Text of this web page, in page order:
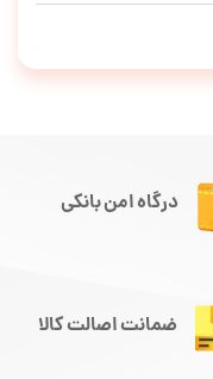
درگاه امن بانکی
ضمانت اصالت کالا